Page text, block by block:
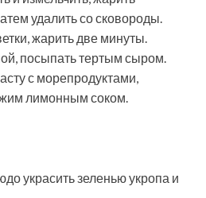
удалить со сковороды.
жарить две минуты.
посыпать тертым сыром.
с морепродуктами,
лимонным соком.
украсить зеленью укропа и